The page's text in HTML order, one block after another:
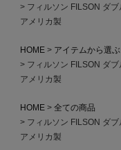
フィルソン FILSON ダ
アメリカ製
HOME アイテムから選ぶ
フィルソン FILSON ダ
アメリカ製
HOME
全ての商品
フィルソン FILSON ダ
アメリカ製